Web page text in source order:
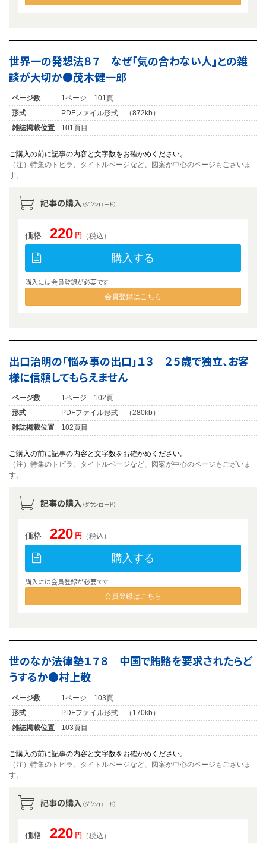
世界一の発想法８７ なぜ「気の合わない人」との雑
談が大切か●茂木健一郎
ページ数
1ページ 101頁
形式
PDFファイル形式 （872kb）
雑誌掲載位置
101頁目
ご購入の前に記事の内容と文字数をお確かめください。
（注）特集のトビラ、タイトルページなど、図案が中心のページもございま
す。
記事の購入 （ダウンロード）
価格 220 円 （税込）
購入する
購入には会員登録が必要です
会員登録はこちら
出口治明の「悩み事の出口」１３ ２５歳で独立、お客
様に信頼してもらえません
ページ数
1ページ 102頁
形式
PDFファイル形式 （280kb）
雑誌掲載位置
102頁目
ご購入の前に記事の内容と文字数をお確かめください。
（注）特集のトビラ、タイトルページなど、図案が中心のページもございま
す。
記事の購入 （ダウンロード）
価格 220 円 （税込）
購入する
購入には会員登録が必要です
会員登録はこちら
世のなか法律塾１７８ 中国で賄賂を要求されたらど
うするか●村上敬
ページ数
1ページ 103頁
形式
PDFファイル形式 （170kb）
雑誌掲載位置
103頁目
ご購入の前に記事の内容と文字数をお確かめください。
（注）特集のトビラ、タイトルページなど、図案が中心のページもございま
す。
記事の購入 （ダウンロード）
価格 220 円 （税込）